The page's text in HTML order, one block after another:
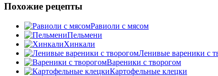
Похожие рецепты
Равиоли с мясом
Пельмени
Хинкали
Ленивые вареники с
Вареники с творогом
Картофельные клецки